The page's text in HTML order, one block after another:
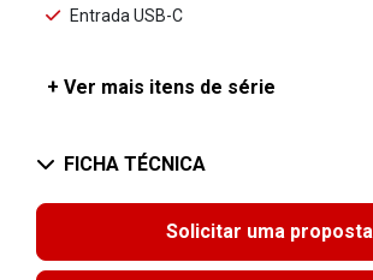
Entrada USB-C
+ Ver mais itens de série
FICHA TÉCNICA
Solicitar uma proposta